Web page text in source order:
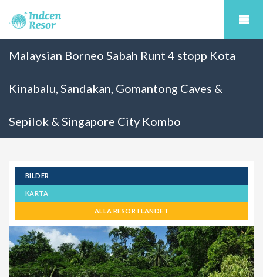
Malaysian Borneo Sabah Runt 4 stopp Kota
Kinabalu, Sandakan, Gomantong Caves &
Sepilok & Singapore City Kombo
BILDER
KARTA
ALLA RESOR I LANDET